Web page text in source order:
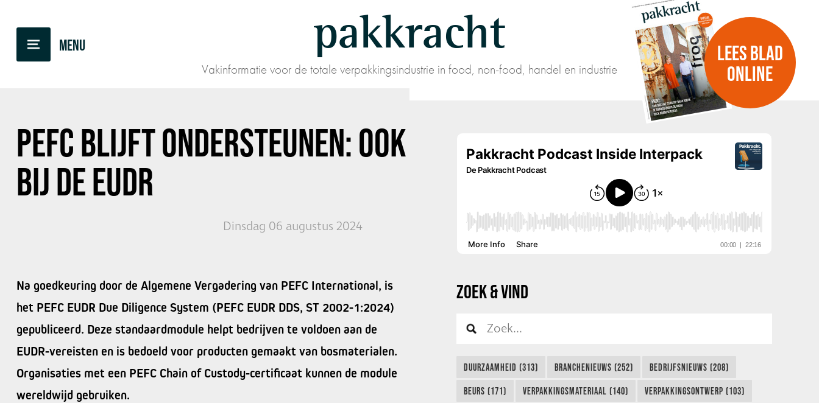
pakkracht
Vakinformatie voor de totale verpakkingsindustrie in food, non-food, handel en industrie
LEES BLAD
ONLINE
PEFC BLIJFT ONDERSTEUNEN: OOK
BIJ DE EUDR
Dinsdag 06 augustus 2024
Na goedkeuring door de Algemene Vergadering van PEFC International, is
het PEFC EUDR Due Diligence System (PEFC EUDR DDS, ST 2002-1:2024)
gepubliceerd. Deze standaardmodule helpt bedrijven te voldoen aan de
EUDR-vereisten en is bedoeld voor producten gemaakt van bosmaterialen.
Organisaties met een PEFC Chain of Custody-certificaat kunnen de module
wereldwijd gebruiken.
ZOEK & VIND
DUURZAAMHEID (313) BRANCHENIEUWS (252) BEDRIJFSNIEUWS (208)
BEURS (171) VERPAKKINGSMATERIAAL (140) VERPAKKINGSONTWERP (103)